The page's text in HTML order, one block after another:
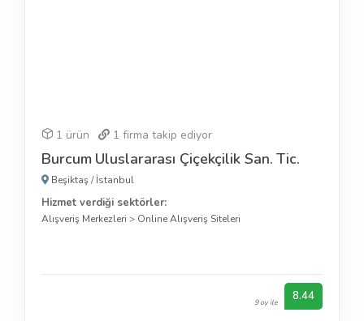
1 ürün 1 firma takip ediyor
Burcum Uluslararası Çiçekçilik San. Tic.
Beşiktaş/İstanbul
Hizmet verdiği sektörler:
Alışveriş Merkezleri > Online Alışveriş Siteleri
9 oy ile 8.44